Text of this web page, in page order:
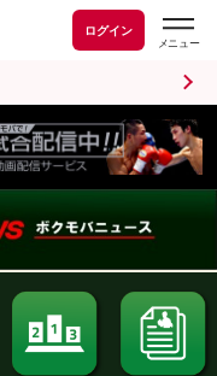
ログイン